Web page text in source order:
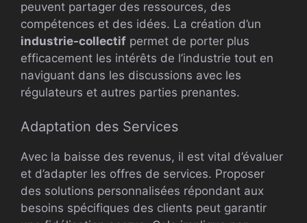
peuvent partager des ressources, des
compétences et des idées. La création d’un
industrie-collectif permet de porter plus
efficacement les intérêts de l’industrie tout en
naviguant dans les discussions avec les
régulateurs et autres parties prenantes.
Adaptation des Services
Avec la baisse des revenus, il est vital d’évaluer
et d’adapter les offres de services. Proposer
des solutions personnalisées répondant aux
besoins spécifiques des clients peut garantir